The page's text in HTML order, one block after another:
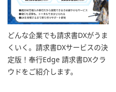
どんな企業でも請求書DXがうま
くいく。請求書DXサービスの決
定版！奉行Edge 請求書DXクラ
ウドをご紹介します。